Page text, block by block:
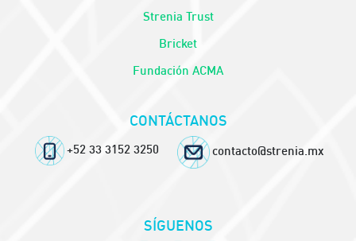
Strenia Trust
Bricket
Fundación ACMA
CONTÁCTANOS
+52 33 3152 3250 contacto@strenia.mx
SÍGUENOS